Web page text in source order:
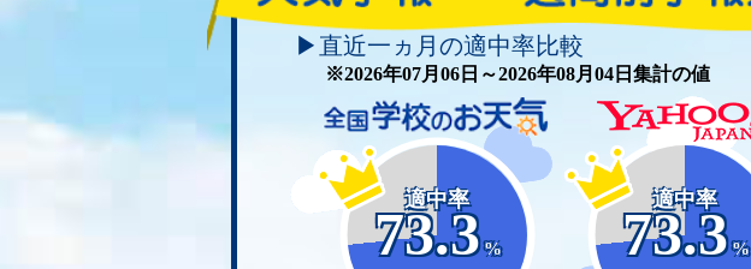
▶直近一ヵ月の適中率比較
※2026年07月06日～2026年08月04日集計の値
適中率
73.3
%
適中率
73.3
%